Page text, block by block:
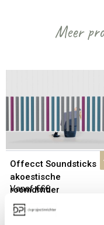
Meer
Offecct Soundsticks
akoestische
roomdivider
Vanaf €€€